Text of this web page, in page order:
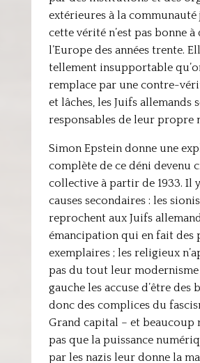
extérieures à la communauté
cette vérité n’est pas bonne à
l’Europe des années trente.
tellement insupportable
remplace par une contre-
et lâches, les Juifs allemands
responsables de leur propre
Simon Epstein donne une
complète de ce déni devenu
collective à partir de 1933. Il
causes secondaires : les
reprochent aux Juifs
émancipation qui en fait des
exemplaires ; les religieux
pas du tout leur modernisme
gauche les accuse d’être des
donc des complices du
Grand capital – et beaucoup
pas que la puissance
par les nazis leur donne la